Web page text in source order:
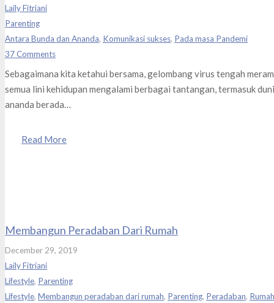
Laily Fitriani
Parenting
Antara Bunda dan Ananda, Komunikasi sukses, Pada masa Pandemi
37Comments
Sebagaimana kita ketahui bersama, gelombang virus tengah
semua lini kehidupan mengalami berbagai tantangan, termasuk
ananda berada…
Read More
Membangun Peradaban Dari Rumah
December 29, 2019
Laily Fitriani
Lifestyle, Parenting
Lifestyle, Membangun peradaban dari rumah, Parenting, Peradaban, Rumah